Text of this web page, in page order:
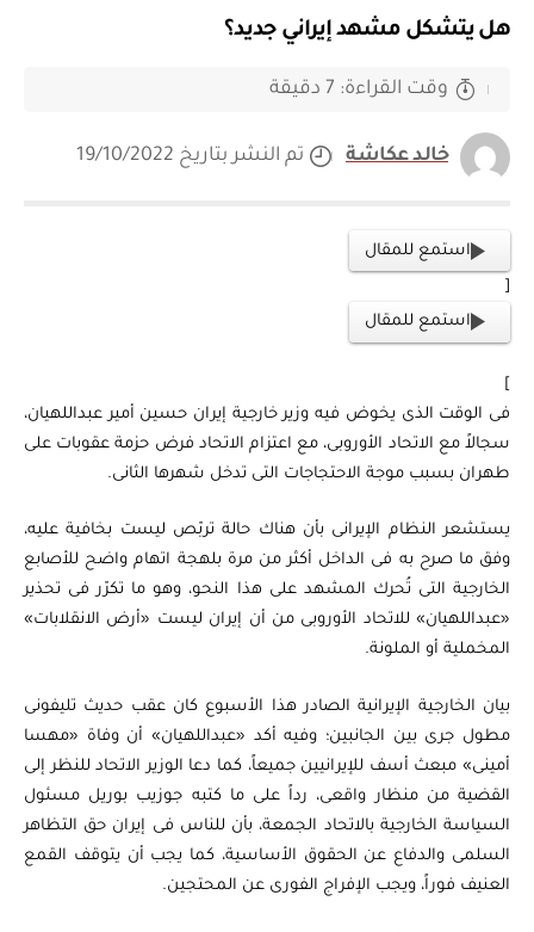
هل يتشكل مشهد إيراني جديد؟
خالد عكاشة تم النشر بتاريخ 19/10/2022
وقت القراءة: 7 دقيقة
استمع للمقال
استمع للمقال
فى الوقت الذى يخوض فيه وزير خارجية إيران حسين أمير عبداللهيان،
سجالاً مع الاتحاد الأوروبى، مع اعتزام الاتحاد فرض حزمة عقوبات على
طهران بسبب موجة الاحتجاجات التى تدخل شهرها الثانى.
يستشعر النظام الإيرانى بأن هناك حالة تربّص ليست بخافية عليه،
وفق ما صرح به فى الداخل أكثر من مرة بلهجة اتهام واضح للأصابع
الخارجية التى تُحرك المشهد على هذا النحو، وهو ما تكرّر فى تحذير
«عبداللهيان» للاتحاد الأوروبى من أن إيران ليست «أرض الانقلابات»
المخملية أو الملونة.
بيان الخارجية الإيرانية الصادر هذا الأسبوع كان عقب حديث تليفونى
مطول جرى بين الجانبين؛ وفيه أكد «عبداللهيان» أن وفاة «مهسا
أمينى» مبعث أسف للإيرانيين جميعاً، كما دعا الوزير الاتحاد للنظر إلى
القضية من منظار واقعى، رداً على ما كتبه جوزيب بوريل مسئول
السياسة الخارجية بالاتحاد الجمعة، بأن للناس فى إيران حق التظاهر
السلمى والدفاع عن الحقوق الأساسية، كما يجب أن يتوقف القمع
العنيف فوراً، ويجب الإفراج الفورى عن المحتجين.